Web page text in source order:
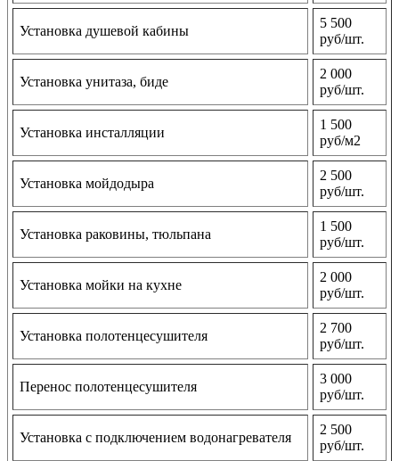
Установка душевой кабины
5 500
руб/шт.
Установка унитаза, биде
2 000
руб/шт.
Установка инсталляции
1 500
руб/м2
Установка мойдодыра
2 500
руб/шт.
Установка раковины, тюльпана
1 500
руб/шт.
Установка мойки на кухне
2 000
руб/шт.
Установка полотенцесушителя
2 700
руб/шт.
Перенос полотенцесушителя
3 000
руб/шт.
Установка с подключением водонагревателя
2 500
руб/шт.